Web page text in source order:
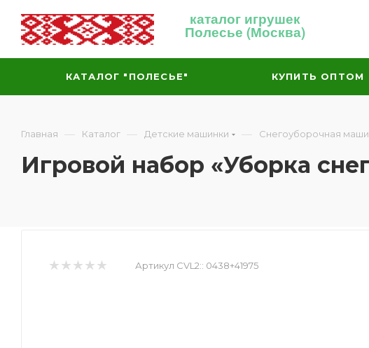
каталог игрушек
Полесье (Москва)
КАТАЛОГ "ПОЛЕСЬЕ" КУПИТЬ ОПТОМ
Главная — Каталог — Детские машинки — Снегоуборочная
Игровой набор «Уборка
Артикул CVL2:: 0438+41975